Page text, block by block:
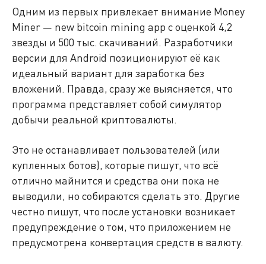
Одним из первых привлекает внимание Money
Miner — new bitcoin mining app с оценкой 4,2
звезды и 500 тыс. скачиваний. Разработчики
версии для Android позиционируют её как
идеальный вариант для заработка без
вложений. Правда, сразу же выясняется, что
программа представляет собой симулятор
добычи реальной криптовалюты.
Это не останавливает пользователей (или
купленных ботов), которые пишут, что всё
отлично майнится и средства они пока не
выводили, но собираются сделать это. Другие
честно пишут, что после установки возникает
предупреждение о том, что приложением не
предусмотрена конвертация средств в валюту.